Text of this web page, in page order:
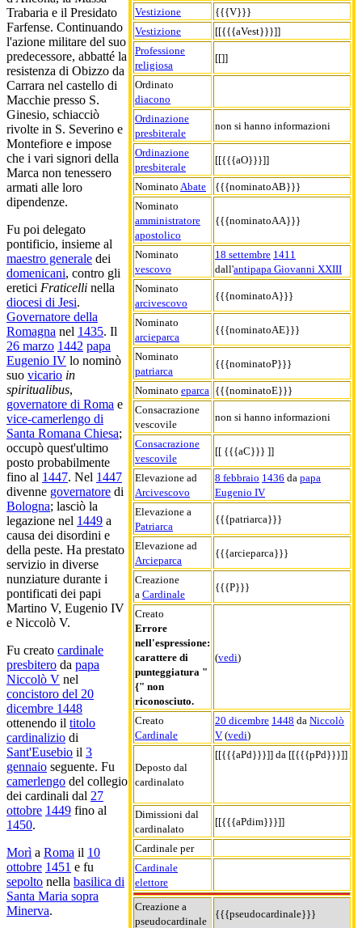
Vestizione
{{{V}}}
Vestizione
[[{{{aVest}}}]]
Professione
religiosa
[[]]
Ordinato
diacono
Ordinazione
presbiterale
non si hanno informazioni
Ordinazione
presbiterale
[[{{{aO}}}]]
Nominato Abate
{{{nominatoAB}}}
Nominato
amministratore
apostolico
{{{nominatoAA}}}
Nominato
vescovo
18 settembre 1411
dall'antipapa Giovanni XXIII
Nominato
arcivescovo
{{{nominatoA}}}
Nominato
arcieparca
{{{nominatoAE}}}
Nominato
patriarca
{{{nominatoP}}}
Nominato eparca {{{nominatoE}}}
Consacrazione
vescovile
non si hanno informazioni
Consacrazione
vescovile
[[ {{{aC}}} ]]
Elevazione ad
Arcivescovo
8 febbraio 1436 da papa
Eugenio IV
Elevazione a
Patriarca
{{{patriarca}}}
Elevazione ad
Arcieparca
{{{arcieparca}}}
Creazione
a Cardinale
{{{P}}}
Creato
Errore
nell'espressione:
carattere di
punteggiatura "
{" non
riconosciuto.
(vedi)
Creato
Cardinale
20 dicembre 1448 da Niccolò
V (vedi)
Deposto dal
cardinalato
[[{{{aPd}}}]] da [[{{{pPd}}}]]
Dimissioni dal
cardinalato
[[{{{aPdim}}}]]
Cardinale per
Cardinale
elettore
Creazione a
pseudocardinale
{{{pseudocardinale}}}
Trabaria e il Presidato
Farfense. Continuando
l'azione militare del suo
predecessore, abbatté la
resistenza di Obizzo da
Carrara nel castello di
Macchie presso S.
Ginesio, schiacciò
rivolte in S. Severino e
Montefiore e impose
che i vari signori della
Marca non tenessero
armati alle loro
dipendenze.
Fu poi delegato
pontificio, insieme al
maestro generale dei
domenicani, contro gli
eretici Fraticelli nella
diocesi di Jesi.
Governatore della
Romagna nel 1435. Il
26 marzo 1442 papa
Eugenio IV lo nominò
suo vicario in
spiritualibus,
governatore di Roma e
vice-camerlengo di
Santa Romana Chiesa;
occupò quest'ultimo
posto probabilmente
fino al 1447. Nel 1447
divenne governatore di
Bologna; lasciò la
legazione nel 1449 a
causa dei disordini e
della peste. Ha prestato
servizio in diverse
nunziature durante i
pontificati dei papi
Martino V, Eugenio IV
e Niccolò V.
Fu creato cardinale
presbitero da papa
Niccolò V nel
concistoro del 20
dicembre 1448
ottenendo il titolo
cardinalizio di
Sant'Eusebio il 3
gennaio seguente. Fu
camerlengo del collegio
dei cardinali dal 27
ottobre 1449 fino al
1450.
Morì a Roma il 10
ottobre 1451 e fu
sepolto nella basilica di
Santa Maria sopra
Minerva.